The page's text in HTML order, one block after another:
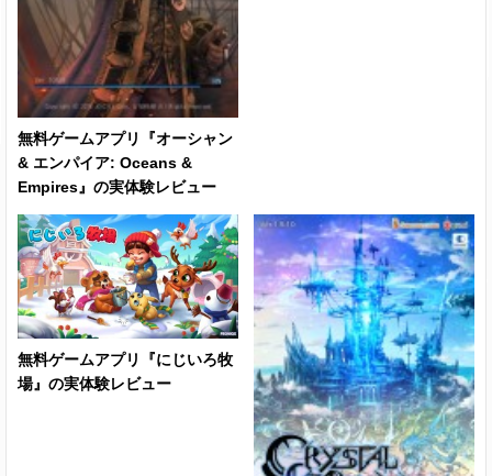
無料ゲームアプリ『オーシャン
& エンパイア: Oceans &
Empires』の実体験レビュー
無料ゲームアプリ『にじいろ牧
場』の実体験レビュー